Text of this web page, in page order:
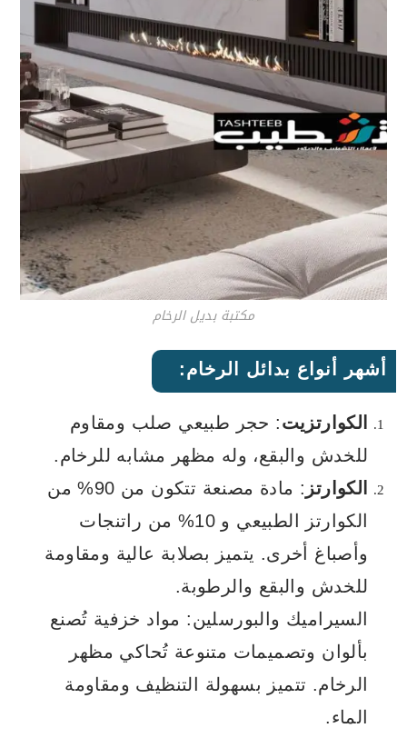
مكتبة بديل الرخام
أشهر أنواع بدائل الرخام:
الكوارتزيت: حجر طبيعي صلب ومقاوم
للخدش والبقع، وله مظهر مشابه للرخام.
الكوارتز
: مادة مصنعة تتكون من 90% من
الكوارتز الطبيعي و 10% من راتنجات
وأصباغ أخرى. يتميز بصلابة عالية ومقاومة
للخدش والبقع والرطوبة.
السيراميك والبورسلين: مواد خزفية تُصنع
بألوان وتصميمات متنوعة تُحاكي مظهر
الرخام. تتميز بسهولة التنظيف ومقاومة
الماء.